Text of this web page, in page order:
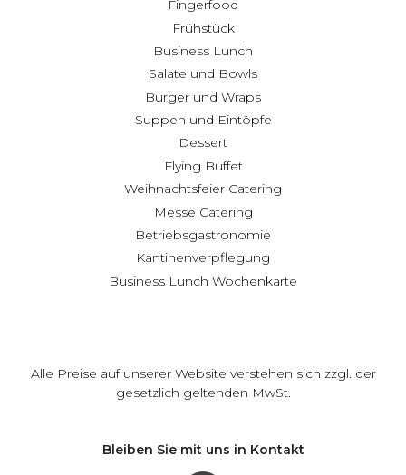
Fingerfood
Frühstück
Business Lunch
Salate und Bowls
Burger und Wraps
Suppen und Eintöpfe
Dessert
Flying Buffet
Weihnachtsfeier Catering
Messe Catering
Betriebsgastronomie
Kantinenverpflegung
Business Lunch Wochenkarte
Alle Preise auf unserer Website verstehen sich zzgl. der
gesetzlich geltenden MwSt.
Bleiben Sie mit uns in Kontakt